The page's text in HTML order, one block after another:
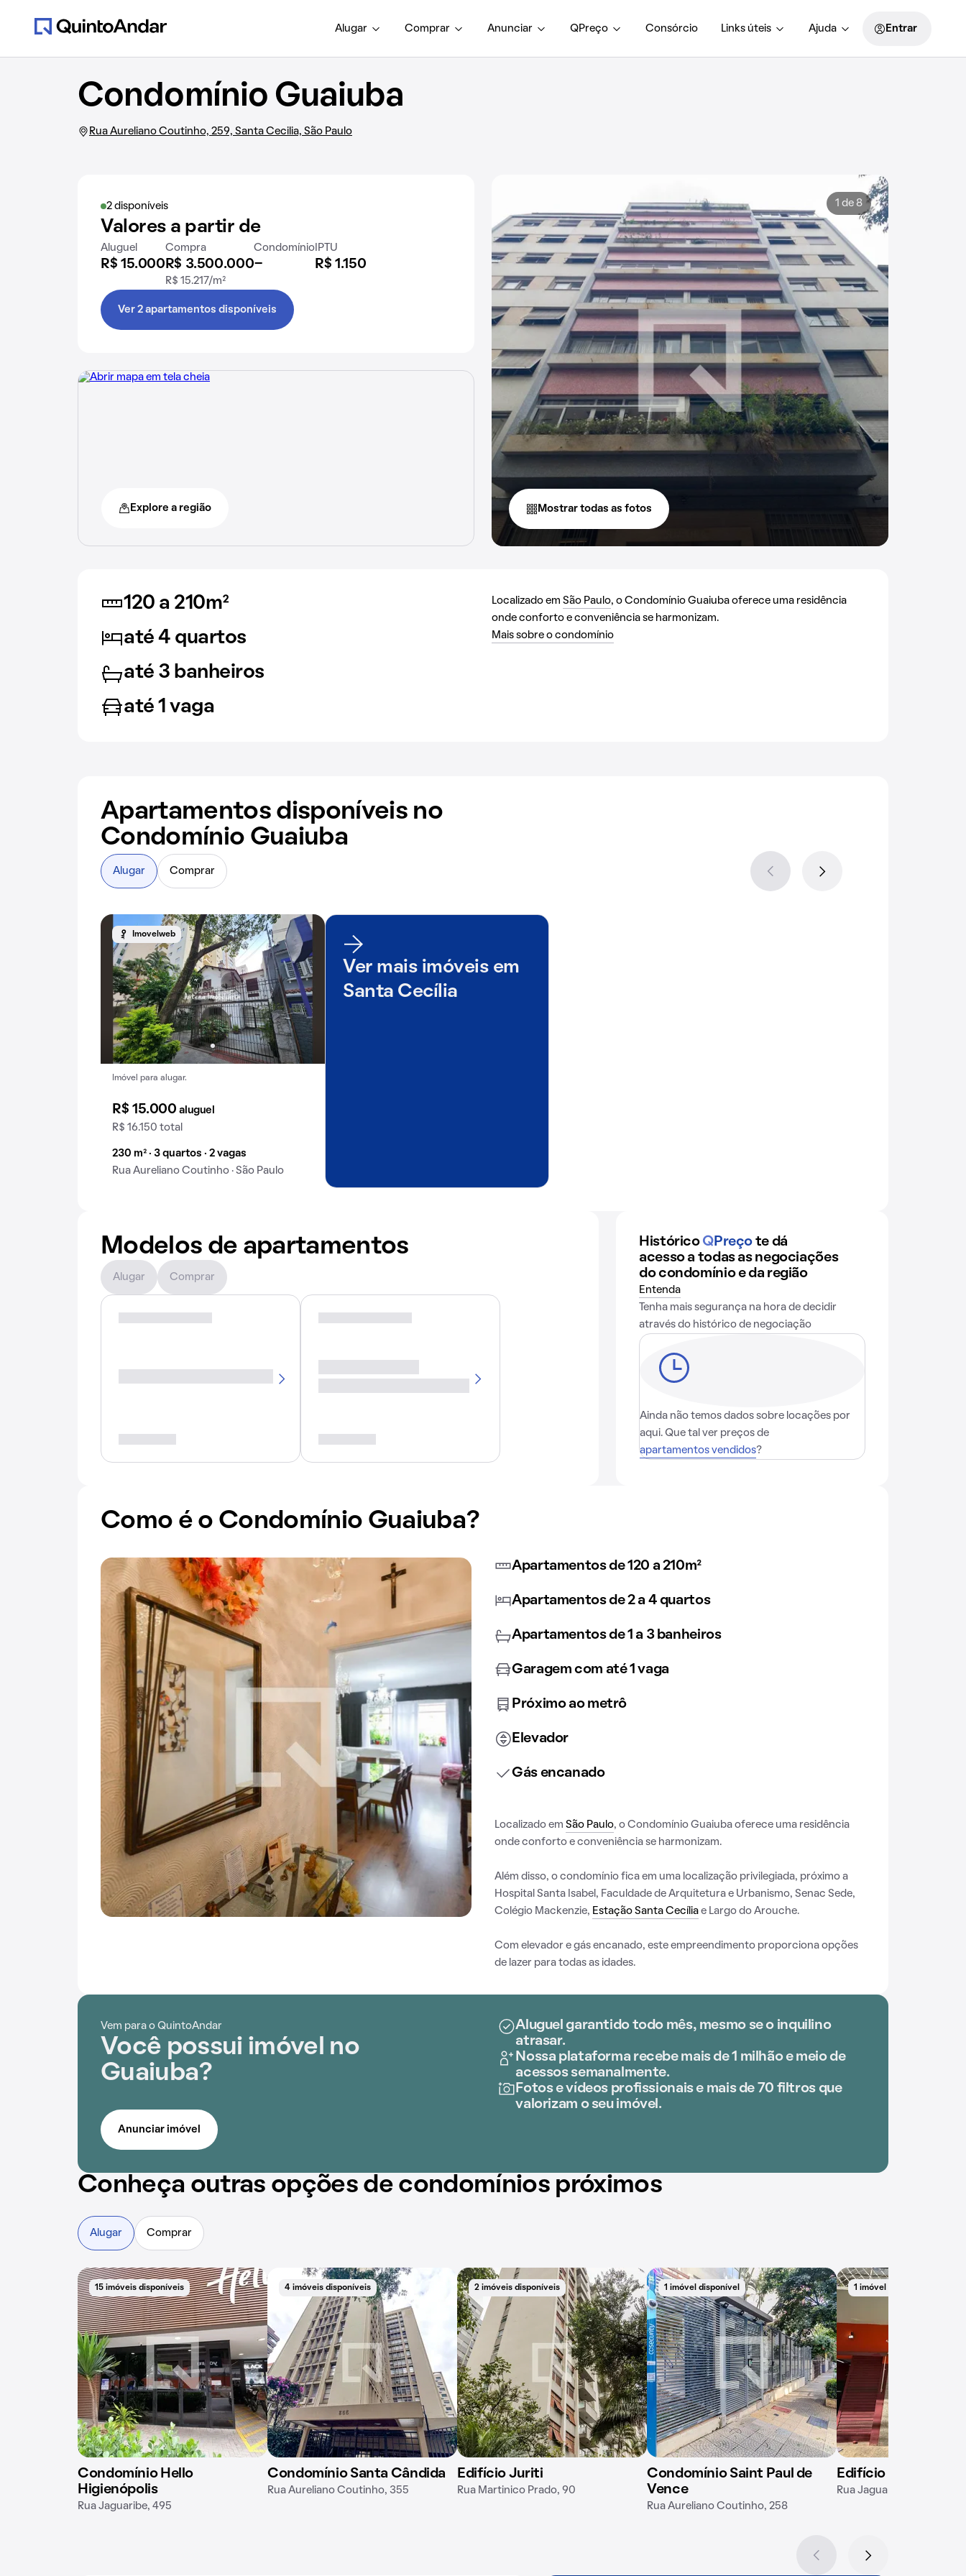
Alugar Comprar Anunciar QPreço Consórcio Links úteis Ajuda Entrar
Condomínio Guaiuba
Rua Aureliano Coutinho, 259, Santa Cecilia, São Paulo
2 disponíveis
Valores a partir de
Aluguel
R$ 15.000
Compra
R$ 3.500.000
R$ 15.217/m²
Condomínio
-
IPTU
R$ 1.150
Ver 2 apartamentos disponíveis
Explore a região
1 de 8
Mostrar todas as fotos
120 a 210m²
até 4 quartos
até 3 banheiros
até 1 vaga
Localizado em São Paulo, o Condomínio Guaiuba oferece uma residência
onde conforto e conveniência se harmonizam.
Mais sobre o condomínio
Apartamentos disponíveis no
Condomínio Guaiuba
Imovelweb
Imóvel para alugar.
R$ 15.000aluguel
R$ 16.150 total
230 m² · 3 quartos · 2 vagas
Rua Aureliano Coutinho · São Paulo
Ver mais imóveis em
Santa Cecília
Alugar Comprar
Modelos de apartamentos
Alugar Comprar
Histórico QPreço te dá
acesso a todas as negociações
do condomínio e da região
Entenda
Tenha mais segurança na hora de decidir
através do histórico de negociação
Ainda não temos dados sobre locações por
aqui. Que tal ver preços de
apartamentos vendidos?
Como é o Condomínio Guaiuba?
Apartamentos de 120 a 210m²
Apartamentos de 2 a 4 quartos
Apartamentos de 1 a 3 banheiros
Garagem com até 1 vaga
Próximo ao metrô
Elevador
Gás encanado
Localizado em São Paulo, o Condomínio Guaiuba oferece uma residência
onde conforto e conveniência se harmonizam.
Além disso, o condomínio fica em uma localização privilegiada, próximo a
Hospital Santa Isabel, Faculdade de Arquitetura e Urbanismo, Senac Sede,
Colégio Mackenzie, Estação Santa Cecília e Largo do Arouche.
Com elevador e gás encanado, este empreendimento proporciona opções
de lazer para todas as idades.
Vem para o QuintoAndar
Você possui imóvel no
Guaiuba?
Aluguel garantido todo mês, mesmo se o inquilino
atrasar.
Nossa plataforma recebe mais de 1 milhão e meio de
acessos semanalmente.
Fotos e vídeos profissionais e mais de 70 filtros que
valorizam o seu imóvel.
Anunciar imóvel
Conheça outras opções de condomínios próximos
Alugar Comprar
15 imóveis disponíveis
Condomínio Hello
Higienópolis
Rua Jaguaribe, 495
4 imóveis disponíveis
Condomínio Santa Cândida
Rua Aureliano Coutinho, 355
2 imóveis disponíveis
Edifício Juriti
Rua Martinico Prado, 90
1 imóvel disponível
Condomínio Saint Paul de
Vence
Rua Aureliano Coutinho, 258
1 imóvel disponível
Edifício Bourget
Rua Jaguaribe, 479